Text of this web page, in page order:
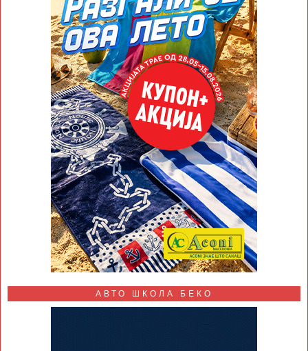
АВТО ШКОЛА БЕКО